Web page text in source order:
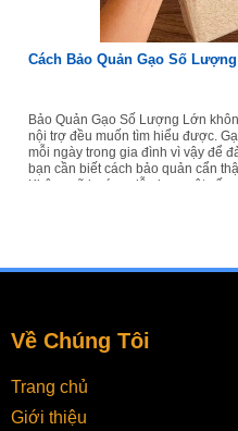
Cách Bảo Quản Gạo Số
Bảo Quản Gạo Số Lượng Lớn
nội trợ đều muốn tìm hiểu được.
mỗi ngày trong gia đình vì vậy để
bạn cần biết cách bảo quản cẩn
Không sẽ hướng dẫn bạn một số
Về Chúng Tôi
Trang chủ
Giới thiệu